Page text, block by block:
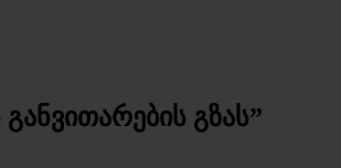
გზას”